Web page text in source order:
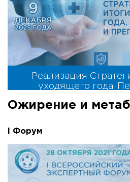
Реализация
уходящего года.
Ожирение и
I Форум